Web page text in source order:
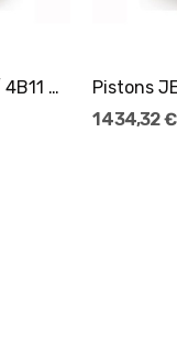
Pistons JE MITSUBISHI / 4B11 Ø86,25
1 434,32 €